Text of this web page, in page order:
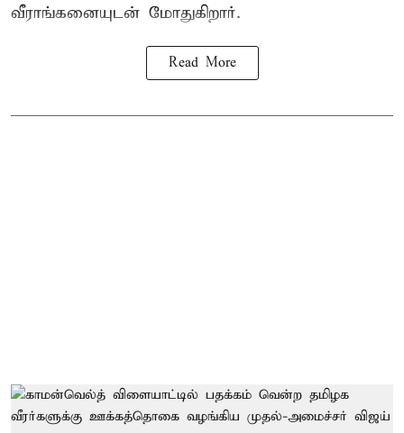
வீராங்கனையுடன் மோதுகிறார்.
Read More